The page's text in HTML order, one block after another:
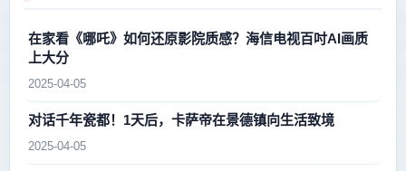
在家看《哪吒》如何还原影院质感？海信电视百吋AI画质
上大分
2025-04-05
对话千年瓷都！1天后，卡萨帝在景德镇向生活致境
2025-04-05